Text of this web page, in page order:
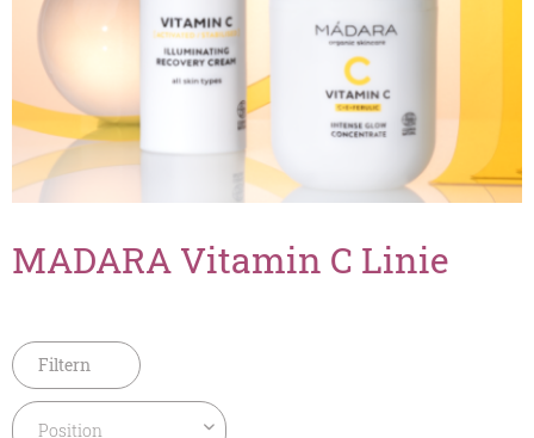
MADARA Vitamin C Linie
Filtern